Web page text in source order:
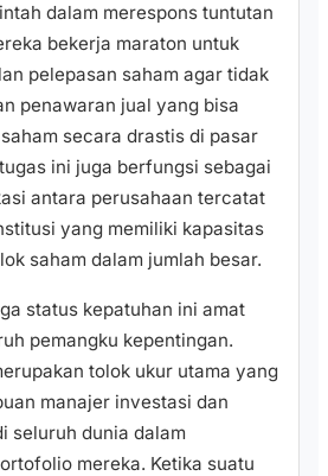
dalam merespons tuntutan
bekerja maraton untuk
pelepasan saham agar tidak
penawaran jual yang bisa
secara drastis di pasar
ini juga berfungsi sebagai
antara perusahaan tercatat
yang memiliki kapasitas
saham dalam jumlah besar.
status kepatuhan ini amat
pemangku kepentingan.
tolok ukur utama yang
manajer investasi dan
seluruh dunia dalam
mereka. Ketika suatu